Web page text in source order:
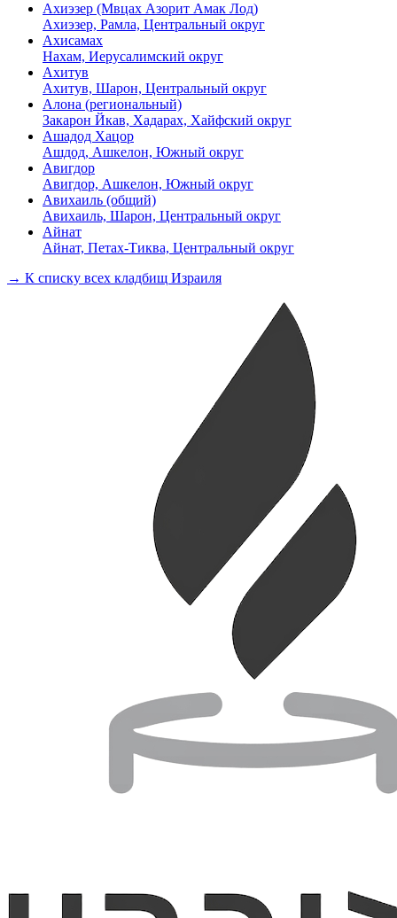
Ахиэзер (Мвцах Азорит Амак Лод)
Ахиэзер, Рамла, Центральный округ
Ахисамах
Нахам, Иерусалимский округ
Ахитув
Ахитув, Шарон, Центральный округ
Алона (региональный)
Закарон Йкав, Хадарах, Хайфский округ
Ашадод Хацор
Ашдод, Ашкелон, Южный округ
Авигдор
Авигдор, Ашкелон, Южный округ
Авихаиль (общий)
Авихаиль, Шарон, Центральный округ
Айнат
Айнат, Петах-Тиква, Центральный округ
→ К списку всех кладбищ Израиля